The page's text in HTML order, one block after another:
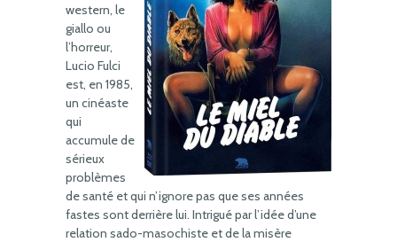
western, le
giallo ou
l’horreur,
Lucio Fulci
est, en 1985,
un cinéaste
qui
accumule de
sérieux
problèmes
de santé et qui n’ignore pas que ses années
fastes sont derrière lui. Intrigué par l’idée d’une
relation sado-masochiste et de la misère